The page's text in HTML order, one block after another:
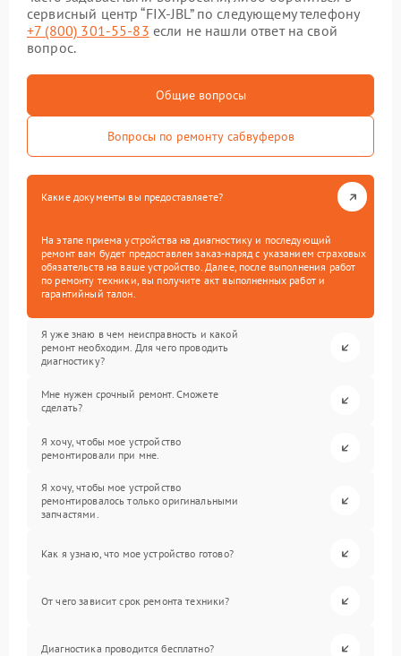
сервисный центр “FIX-JBL” по следующему телефону
+7 (800) 301-55-83 если не нашли ответ на свой
вопрос.
Общие вопросы
Вопросы по ремонту сабвуферов
Какие документы вы предоставляете?
На этапе приема устройства на диагностику и последующий
ремонт вам будет предоставлен заказ-наряд с указанием страховых
обязательств на ваше устройство. Далее, после выполнения работ
по ремонту техники, вы получите акт выполненных работ и
гарантийный талон.
Я уже знаю в чем неисправность и какой
ремонт необходим. Для чего проводить
диагностику?
Мне нужен срочный ремонт. Сможете
сделать?
Я хочу, чтобы мое устройство
ремонтировали при мне.
Я хочу, чтобы мое устройство
ремонтировалось только оригинальными
запчастями.
Как я узнаю, что мое устройство готово?
От чего зависит срок ремонта техники?
Диагностика проводится бесплатно?